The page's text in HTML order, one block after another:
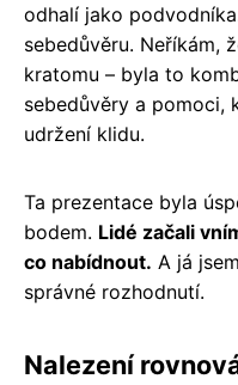
odhalí jako
sebedůvěru. Neříkám,
kratomu – byla to
sebedůvěry a pomoci,
udržení klidu.
Ta prezentace byla
bodem. Lidé začali
co nabídnout. A já
správné rozhodnutí.
Nalezení